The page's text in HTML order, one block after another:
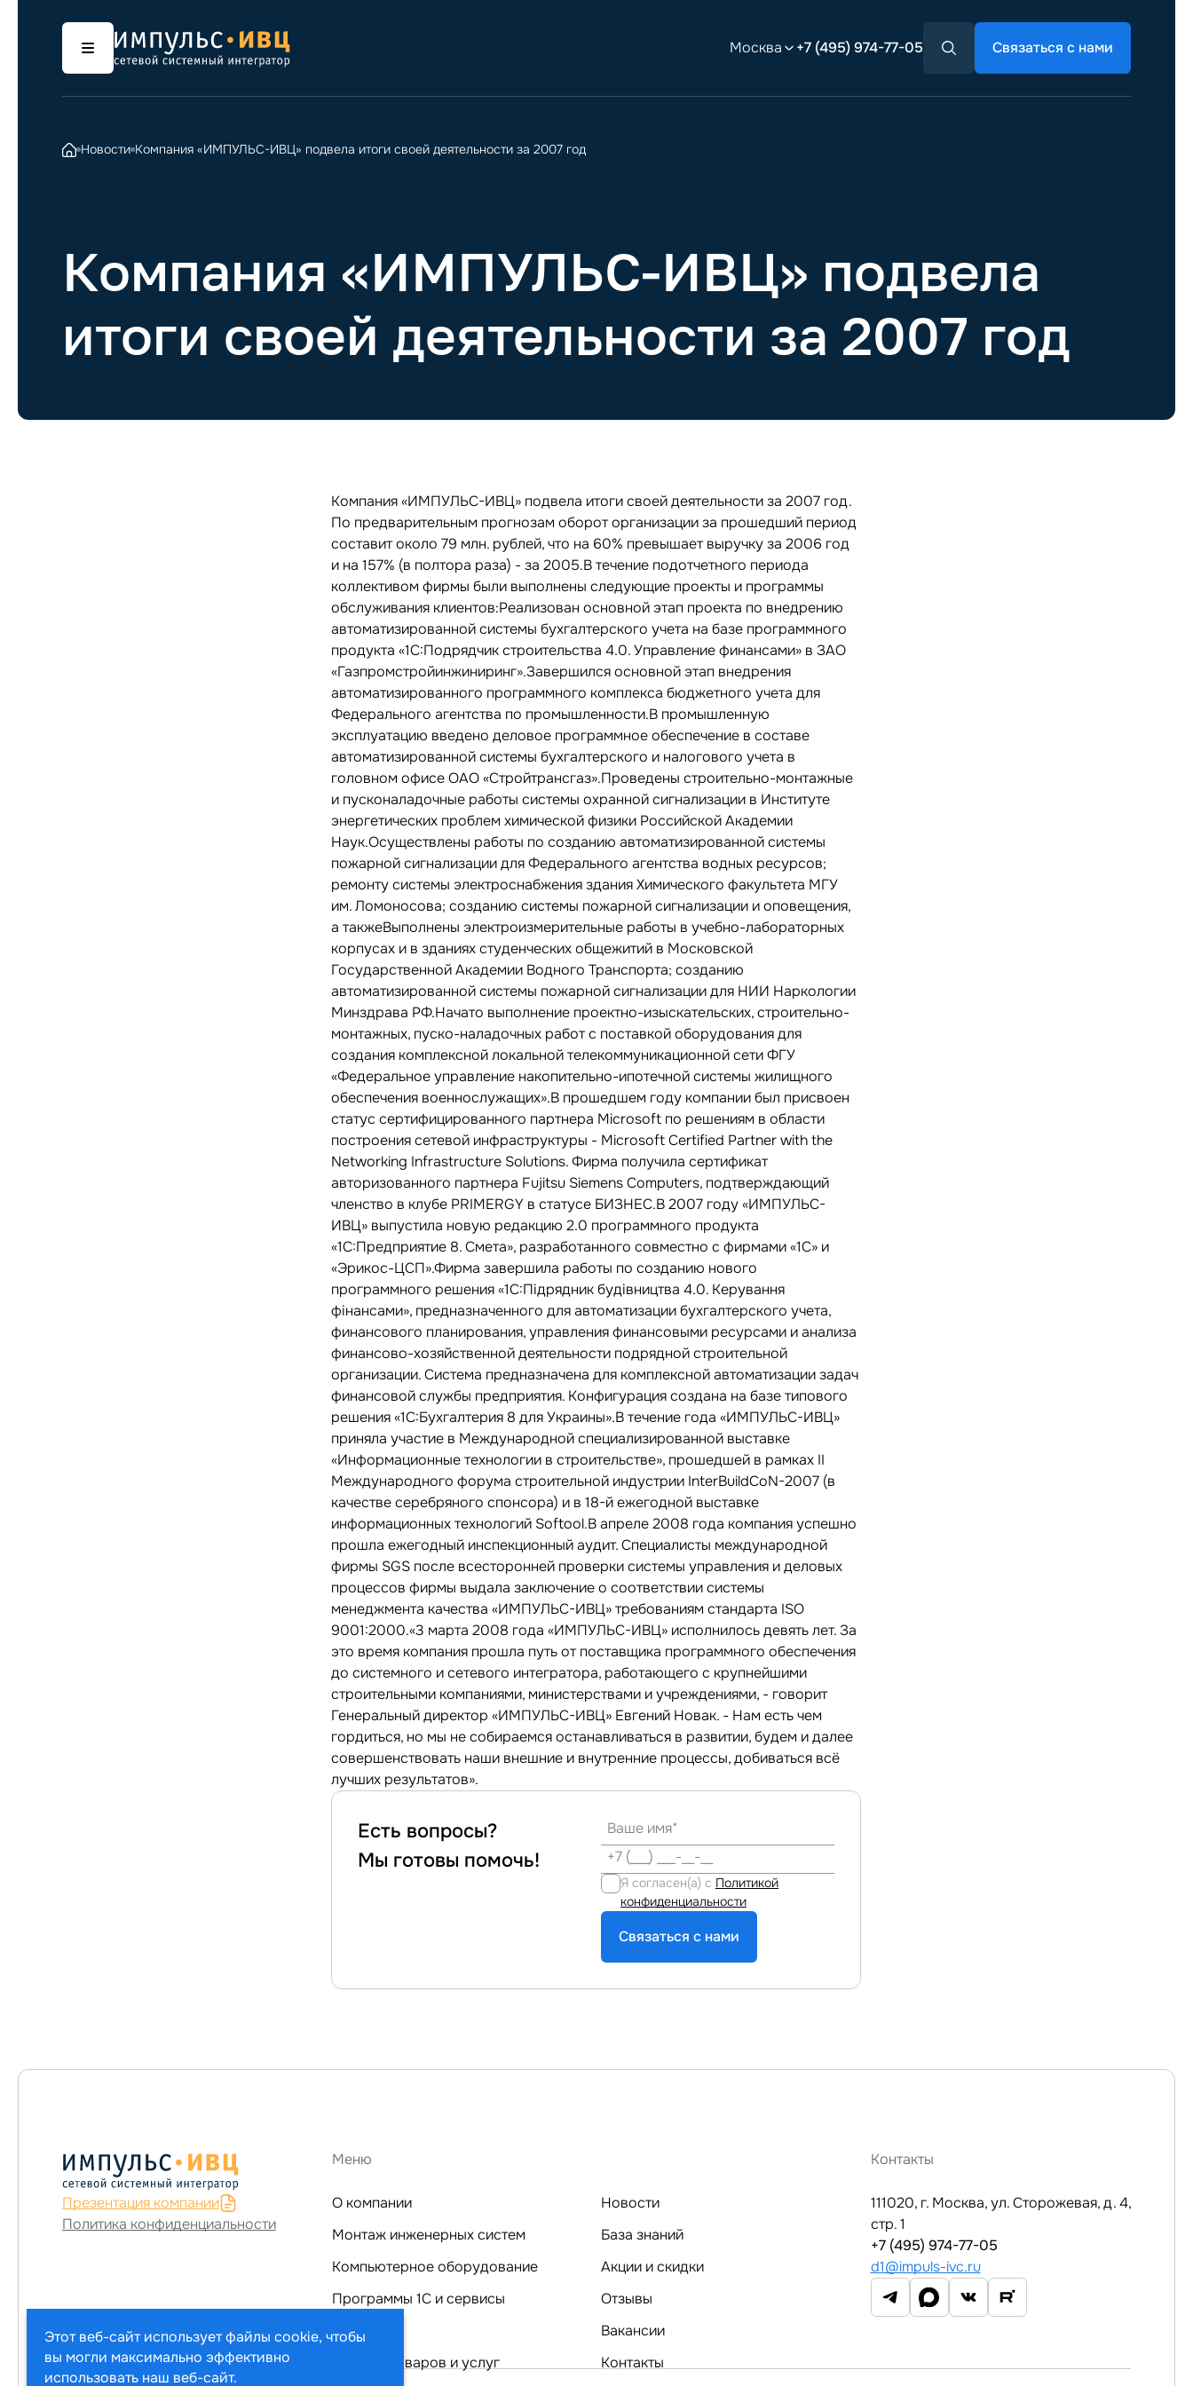
Москва +7 (495) 974-77-05 Связаться с нами
Новости Компания «ИМПУЛЬС-ИВЦ» подвела итоги своей деятельности за 2007 год
Компания «ИМПУЛЬС-ИВЦ» подвела
итоги своей деятельности за 2007 год
Компания «ИМПУЛЬС-ИВЦ» подвела итоги своей деятельности за 2007 год.
По предварительным прогнозам оборот организации за прошедший период
составит около 79 млн. рублей, что на 60% превышает выручку за 2006 год
и на 157% (в полтора раза) - за 2005.В течение подотчетного периода
коллективом фирмы были выполнены следующие проекты и программы
обслуживания клиентов:Реализован основной этап проекта по внедрению
автоматизированной системы бухгалтерского учета на базе программного
продукта «1С:Подрядчик строительства 4.0. Управление финансами» в ЗАО
«Газпромстройинжиниринг».Завершился основной этап внедрения
автоматизированного программного комплекса бюджетного учета для
Федерального агентства по промышленности.В промышленную
эксплуатацию введено деловое программное обеспечение в составе
автоматизированной системы бухгалтерского и налогового учета в
головном офисе ОАО «Стройтрансгаз».Проведены строительно-монтажные
и пусконаладочные работы системы охранной сигнализации в Институте
энергетических проблем химической физики Российской Академии
Наук.Осуществлены работы по созданию автоматизированной системы
пожарной сигнализации для Федерального агентства водных ресурсов;
ремонту системы электроснабжения здания Химического факультета МГУ
им. Ломоносова; созданию системы пожарной сигнализации и оповещения,
а такжеВыполнены электроизмерительные работы в учебно-лабораторных
корпусах и в зданиях студенческих общежитий в Московской
Государственной Академии Водного Транспорта; созданию
автоматизированной системы пожарной сигнализации для НИИ Наркологии
Минздрава РФ.Начато выполнение проектно-изыскательских, строительно-
монтажных, пуско-наладочных работ с поставкой оборудования для
создания комплексной локальной телекоммуникационной сети ФГУ
«Федеральное управление накопительно-ипотечной системы жилищного
обеспечения военнослужащих».В прошедшем году компании был присвоен
статус сертифицированного партнера Microsoft по решениям в области
построения сетевой инфраструктуры - Microsoft Certified Partner with the
Networking Infrastructure Solutions. Фирма получила сертификат
авторизованного партнера Fujitsu Siemens Computers, подтверждающий
членство в клубе PRIMERGY в статусе БИЗНЕС.В 2007 году «ИМПУЛЬС-
ИВЦ» выпустила новую редакцию 2.0 программного продукта
«1С:Предприятие 8. Смета», разработанного совместно с фирмами «1С» и
«Эрикос-ЦСП».Фирма завершила работы по созданию нового
программного решения «1С:Підрядник будівництва 4.0. Керування
фінансами», предназначенного для автоматизации бухгалтерского учета,
финансового планирования, управления финансовыми ресурсами и анализа
финансово-хозяйственной деятельности подрядной строительной
организации. Система предназначена для комплексной автоматизации задач
финансовой службы предприятия. Конфигурация создана на базе типового
решения «1С:Бухгалтерия 8 для Украины».В течение года «ИМПУЛЬС-ИВЦ»
приняла участие в Международной специализированной выставке
«Информационные технологии в строительстве», прошедшей в рамках II
Международного форума строительной индустрии InterBuildCoN-2007 (в
качестве серебряного спонсора) и в 18-й ежегодной выставке
информационных технологий Softool.В апреле 2008 года компания успешно
прошла ежегодный инспекционный аудит. Специалисты международной
фирмы SGS после всесторонней проверки системы управления и деловых
процессов фирмы выдала заключение о соответствии системы
менеджмента качества «ИМПУЛЬС-ИВЦ» требованиям стандарта ISO
9001:2000.«3 марта 2008 года «ИМПУЛЬС-ИВЦ» исполнилось девять лет. За
это время компания прошла путь от поставщика программного обеспечения
до системного и сетевого интегратора, работающего с крупнейшими
строительными компаниями, министерствами и учреждениями, - говорит
Генеральный директор «ИМПУЛЬС-ИВЦ» Евгений Новак. - Нам есть чем
гордиться, но мы не собираемся останавливаться в развитии, будем и далее
совершенствовать наши внешние и внутренние процессы, добиваться всё
лучших результатов».
Есть вопросы?
Мы готовы помочь!
Я согласен(а) с Политикой
конфиденциальности
Связаться с нами
Презентация компании
Политика конфиденциальности
Меню
О компании
Монтаж инженерных систем
Компьютерное оборудование
Программы 1C и сервисы
Услуги
Каталог товаров и услуг
Новости
База знаний
Акции и скидки
Отзывы
Вакансии
Контакты
Контакты
111020, г. Москва, ул. Сторожевая, д. 4,
стр. 1
+7 (495) 974-77-05
d1@impuls-ivc.ru
Этот веб-сайт использует файлы cookie, чтобы
вы могли максимально эффективно
использовать наш веб-сайт.